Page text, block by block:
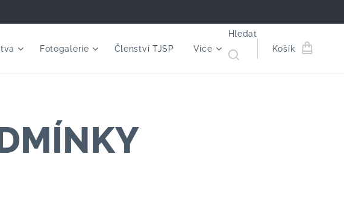
Fotogalerie Členství TJSP Více
Hledat
Košík